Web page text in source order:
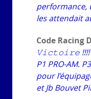
performance,
les attendait
Code Racing
𝚅𝚒𝚌𝚝𝚘𝚒𝚛𝚎 !!!!
P1 PRO-AM.
pour
et Jb Bouvet